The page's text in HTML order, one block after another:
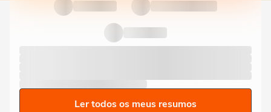
Ler todos os meus resumos